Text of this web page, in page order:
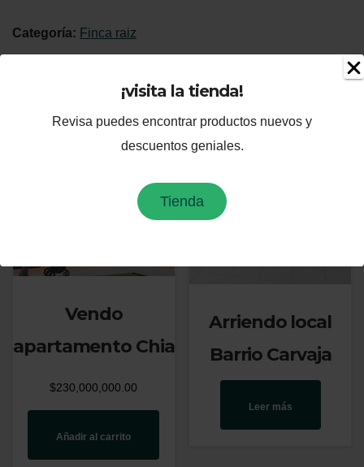
¡visita la tienda!
Revisa puedes encontrar productos nuevos y
descuentos geniales.
Tienda
Norte
cantidad
Categoría: Finca raiz
Productos relacionados
Vendo
apartamento Chia
$230,000,000.00
Añadir al carrito
Arriendo local
Barrio Carvaja
Leer más